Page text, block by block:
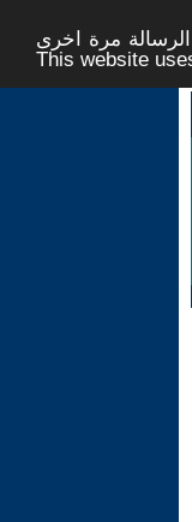
مرة اخرى -
This website